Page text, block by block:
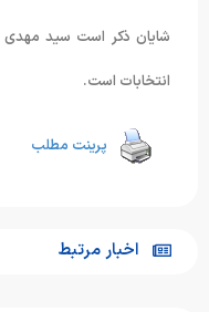
شایان ذکر است سید مهدی
انتخابات است.
پرینت مطلب
اخبار مرتبط